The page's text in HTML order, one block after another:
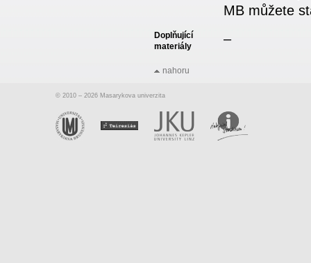
MB můžete
Doplňující
materiály
–
nahoru
© 2010 – 2026 Masarykova univerzita